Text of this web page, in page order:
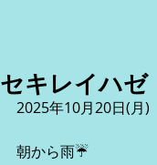
セキレイハゼ
2025年10月20日(月)
朝から雨☔